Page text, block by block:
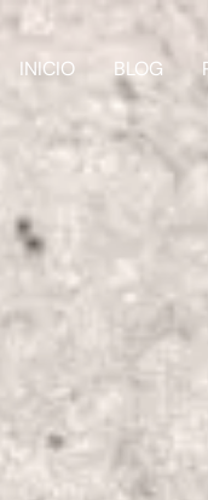
INICIO BLOG